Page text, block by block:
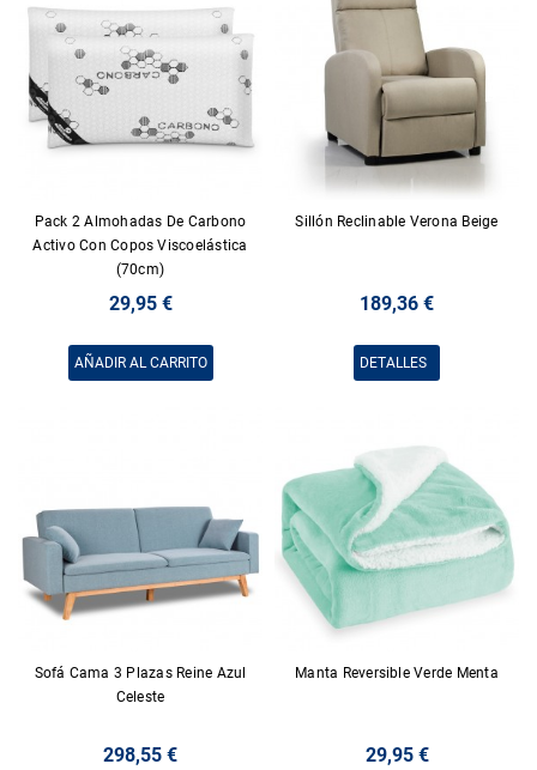
Pack 2 Almohadas De Carbono
Activo Con Copos Viscoelástica
(70cm)
29,95 €
AÑADIR AL CARRITO
Sillón Reclinable Verona Beige
189,36 €
DETALLES
Sofá Cama 3 Plazas Reine Azul
Celeste
298,55 €
Manta Reversible Verde Menta
29,95 €